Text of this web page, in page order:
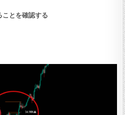
ことを確認する